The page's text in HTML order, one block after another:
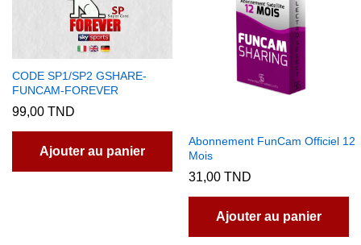
CODE SP1/SP2 GSHARE-
FUNCAM-FOREVER
99,00 TND
Ajouter au panier
Abonnement FunCam Officiel 12
Mois
31,00 TND
Ajouter au panier